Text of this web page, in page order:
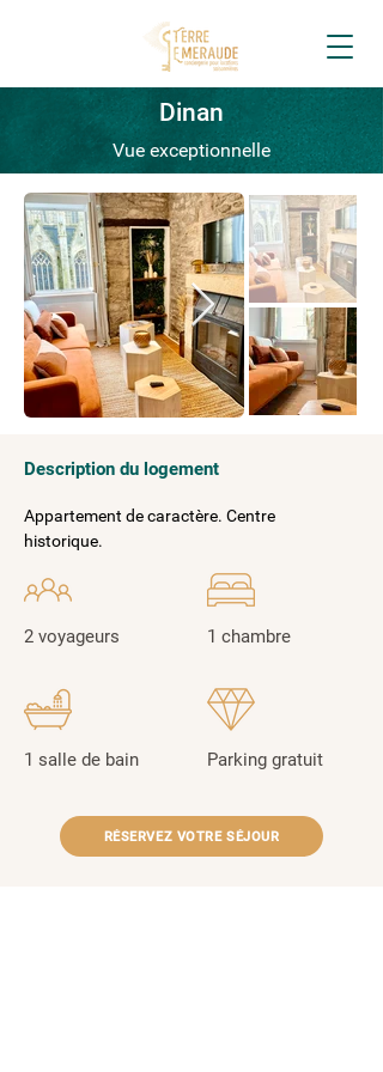
Dinan
Vue exceptionnelle
Description du logement
Appartement de caractère. Centre
historique.
2 voyageurs
1 salle de bain
1 chambre
Parking gratuit
RÉSERVEZ VOTRE SÉJOUR